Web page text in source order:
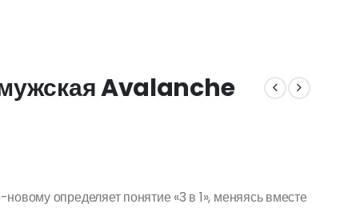
Avalanche
определяет понятие «3 в 1», меняясь вместе